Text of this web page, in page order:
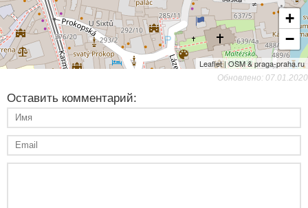
+
−
Leaflet | OSM & praga-praha.ru
Обновлено: 07.01.2020
Оставить комментарий: